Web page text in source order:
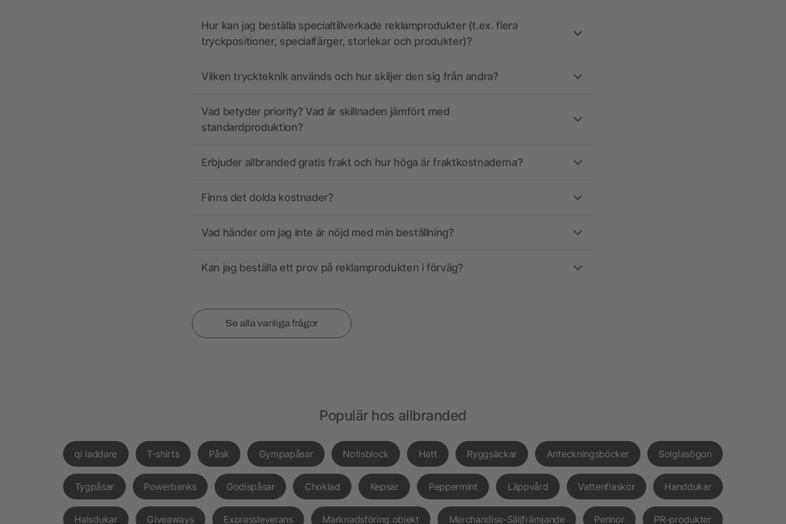
Hur kan jag beställa specialtillverkade reklamprodukter (t.ex. flera
tryckpositioner, specialfärger, storlekar och produkter)?
Vilken tryckteknik används och hur skiljer den sig från andra?
Vad betyder priority? Vad är skillnaden jämfört med
standardproduktion?
Erbjuder allbranded gratis frakt och hur höga är fraktkostnaderna?
Finns det dolda kostnader?
Vad händer om jag inte är nöjd med min beställning?
Kan jag beställa ett prov på reklamprodukten i förväg?
Se alla vanliga frågor
Populär hos allbranded
qi laddare T-shirts Påsk Gympapåsar Notisblock Hatt Ryggsäckar Anteckningsböcker Solglasögon
Tygpåsar Powerbanks Godispåsar Choklad Kepsar Peppermint Läppvård Vattenflaskor Handdukar
Halsdukar Giveaways Expressleverans Marknadsföring objekt Merchandise-Säljfrämjande Pennor PR-produkter